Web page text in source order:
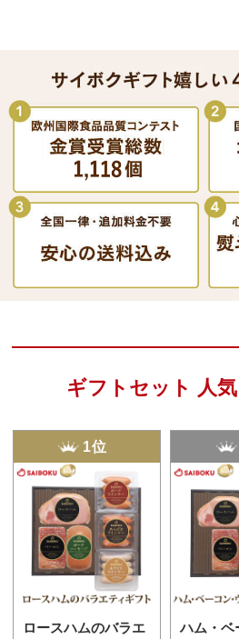
ギフトセット 人
1位
ロースハムのバラエ
ハム・ベ